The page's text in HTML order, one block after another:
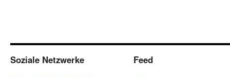
Soziale Netzwerke Feed